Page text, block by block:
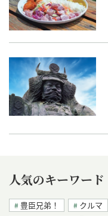
人気のキーワード
豊臣兄弟！ クルマ